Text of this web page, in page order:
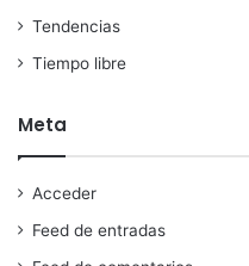
Tendencias
Tiempo libre
Meta
Acceder
Feed de entradas